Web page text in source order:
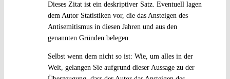
Dieses Zitat ist ein deskriptiver Satz. Eventuell lagen
dem Autor Statistiken vor, die das Ansteigen des
Antisemitismus in diesen Jahren und aus den
genannten Gründen belegen.
Selbst wenn dem nicht so ist: Wie, um alles in der
Welt, gelangen Sie aufgrund dieser Aussage zu der